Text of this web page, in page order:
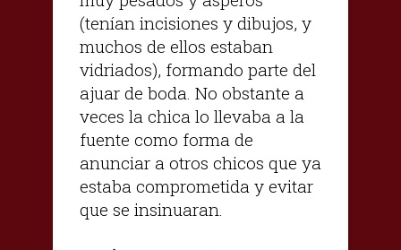
(tenían incisiones y dibujos, y
muchos de ellos estaban
vidriados), formando parte del
ajuar de boda. No obstante a
veces la chica lo llevaba a la
fuente como forma de
anunciar a otros chicos que ya
estaba comprometida y evitar
que se insinuaran.